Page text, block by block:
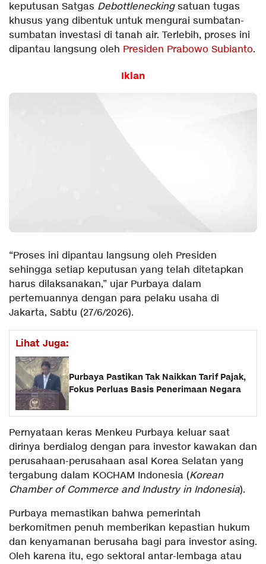
keputusan Satgas Debottleneckingsatuan tugas
khusus yang dibentuk untuk mengurai sumbatan-
sumbatan investasi di tanah air. Terlebih, proses ini
dipantau langsung oleh Presiden Prabowo Subianto.
Iklan
“Proses ini dipantau langsung oleh Presiden
sehingga setiap keputusan yang telah ditetapkan
harus dilaksanakan,” ujar Purbaya dalam
pertemuannya dengan para pelaku usaha di
Jakarta, Sabtu (27/6/2026).
Lihat Juga:
Purbaya Pastikan Tak Naikkan Tarif Pajak,
Fokus Perluas Basis Penerimaan Negara
Pernyataan keras Menkeu Purbaya keluar saat
dirinya berdialog dengan para investor kawakan dan
perusahaan-perusahaan asal Korea Selatan yang
tergabung dalam KOCHAM Indonesia (Korean
Chamber of Commerce and Industry in Indonesia).
Purbaya memastikan bahwa pemerintah
berkomitmen penuh memberikan kepastian hukum
dan kenyamanan berusaha bagi para investor asing.
Oleh karena itu, ego sektoral antar-lembaga atau